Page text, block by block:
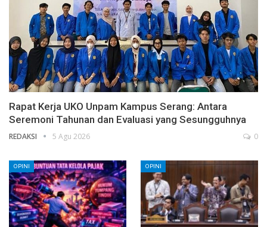
Rapat Kerja UKO Unpam Kampus Serang: Antara
Seremoni Tahunan dan Evaluasi yang Sesungguhnya
REDAKSI 5 Agu 2026 0
OPINI OPINI